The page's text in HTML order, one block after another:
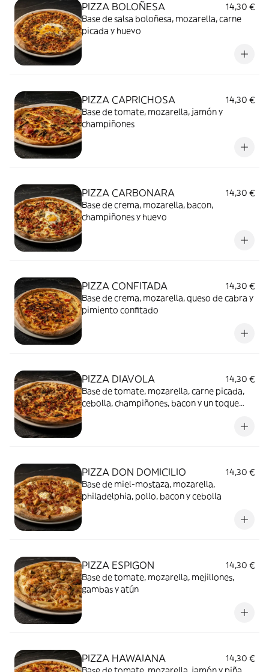
PIZZA BOLOÑESA
14,30 €
Base de salsa boloñesa, mozarella, carne
picada y huevo
PIZZA CAPRICHOSA
14,30 €
Base de tomate, mozarella, jamón y
champiñones
PIZZA CARBONARA
14,30 €
Base de crema, mozarella, bacon,
champiñones y huevo
PIZZA CONFITADA
14,30 €
Base de crema, mozarella, queso de cabra y
pimiento confitado
PIZZA DIAVOLA
14,30 €
Base de tomate, mozarella, carne picada,
cebolla, champiñones, bacon y un toque
PIZZA DON DOMICILIO
14,30 €
Base de miel-mostaza, mozarella,
philadelphia, pollo, bacon y cebolla
PIZZA ESPIGON
14,30 €
Base de tomate, mozarella, mejillones,
gambas y atún
PIZZA HAWAIANA
14,30 €